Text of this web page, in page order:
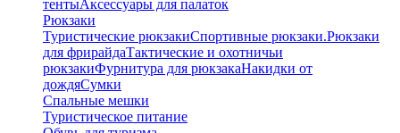
тентыАксессуары для палаток
Рюкзаки
Туристические рюкзакиСпортивные рюкзаки.Рюкзаки
для фрирайдаТактические и охотничьи
рюкзакиФурнитура для рюкзакаНакидки от
дождяСумки
Спальные мешки
Туристическое питание